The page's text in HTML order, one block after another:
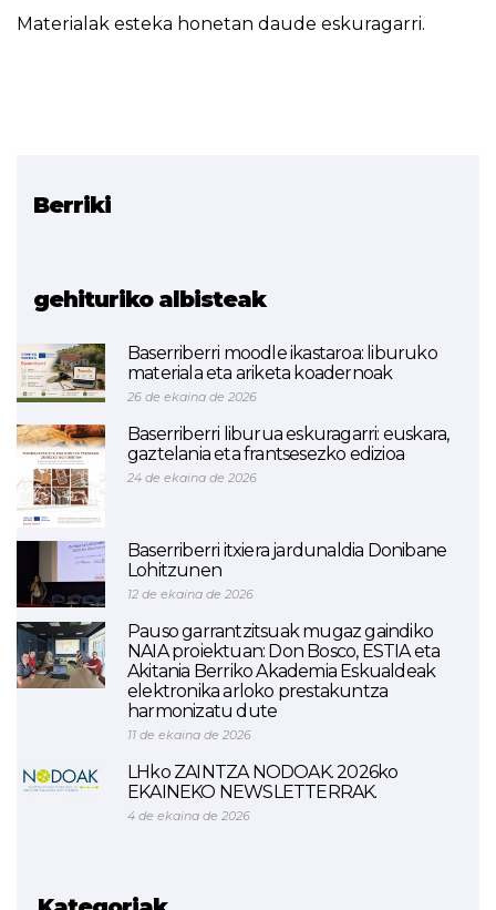
Materialak esteka honetan daude eskuragarri.
Berriki
gehituriko albisteak
Baserriberri moodle ikastaroa: liburuko
materiala eta ariketa koadernoak
26 de ekaina de 2026
Baserriberri liburua eskuragarri: euskara,
gaztelania eta frantsesezko edizioa
24 de ekaina de 2026
Baserriberri itxiera jardunaldia Donibane
Lohitzunen
12 de ekaina de 2026
Pauso garrantzitsuak mugaz gaindiko
NAIA proiektuan: Don Bosco, ESTIA eta
Akitania Berriko Akademia Eskualdeak
elektronika arloko prestakuntza
harmonizatu dute
11 de ekaina de 2026
LHko ZAINTZA NODOAK. 2026ko
EKAINEKO NEWSLETTERRAK.
4 de ekaina de 2026